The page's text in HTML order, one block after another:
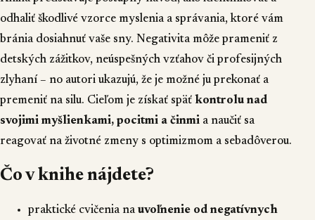
odhaliť škodlivé vzorce myslenia a správania, ktoré vám
bránia dosiahnuť vaše sny. Negativita môže prameniť z
detských zážitkov, neúspešných vzťahov či profesijných
zlyhaní – no autori ukazujú, že je možné ju prekonať a
premeniť na silu. Cieľom je získať späť kontrolu nad
svojimi myšlienkami, pocitmi a činmi a naučiť sa
reagovať na životné zmeny s optimizmom a sebadôverou.
Čo v knihe nájdete?
praktické cvičenia na uvoľnenie od negatívnych